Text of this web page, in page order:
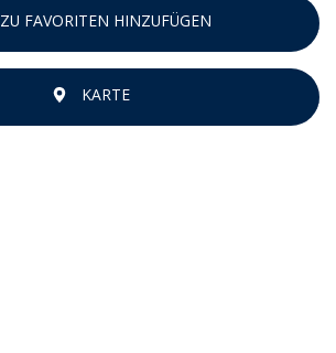
ZU FAVORITEN HINZUFÜGEN
KARTE